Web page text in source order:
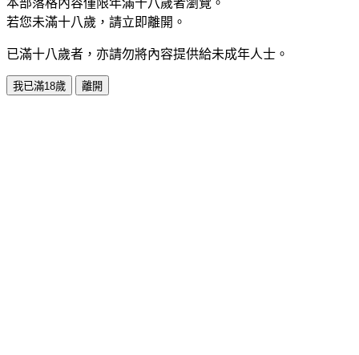
若您未滿十八歲，請立即離開。
已滿十八歲者，亦請勿將內容提供給未成年人士。
我已滿18歲 離開